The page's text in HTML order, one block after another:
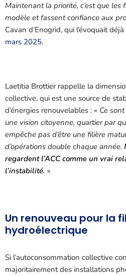
Maintenant la priorité, c’est que
modèle et fassent confiance aux
Cavan d’Enogrid, qui l’évoquait
mars 2025.
Laetitia Brottier rappelle la
collective, qui est une source de
d’énergies renouvelables : « Ce
une vision citoyenne, quartier par
empêche pas d’être une filière
d’opérations double chaque année.
regardent l’ACC comme un vrai
l’instabilité. »
Un renouveau pour la
hydroélectrique
Si l’autoconsommation collective
majoritairement des installations